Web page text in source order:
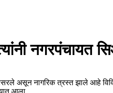
नगरपंचायत
असून नागरिक त्रस्त झाले आहे
आला